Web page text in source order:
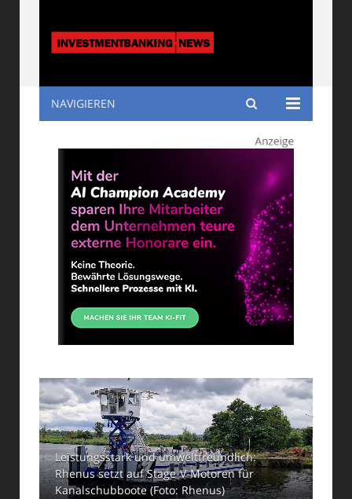
Investmentbanking
NAVIGIEREN
Leistungsstark und umweltfreundlich:
Rhenus setzt auf Stage-V-Motoren für
Kanalschubboote (Foto: Rhenus)